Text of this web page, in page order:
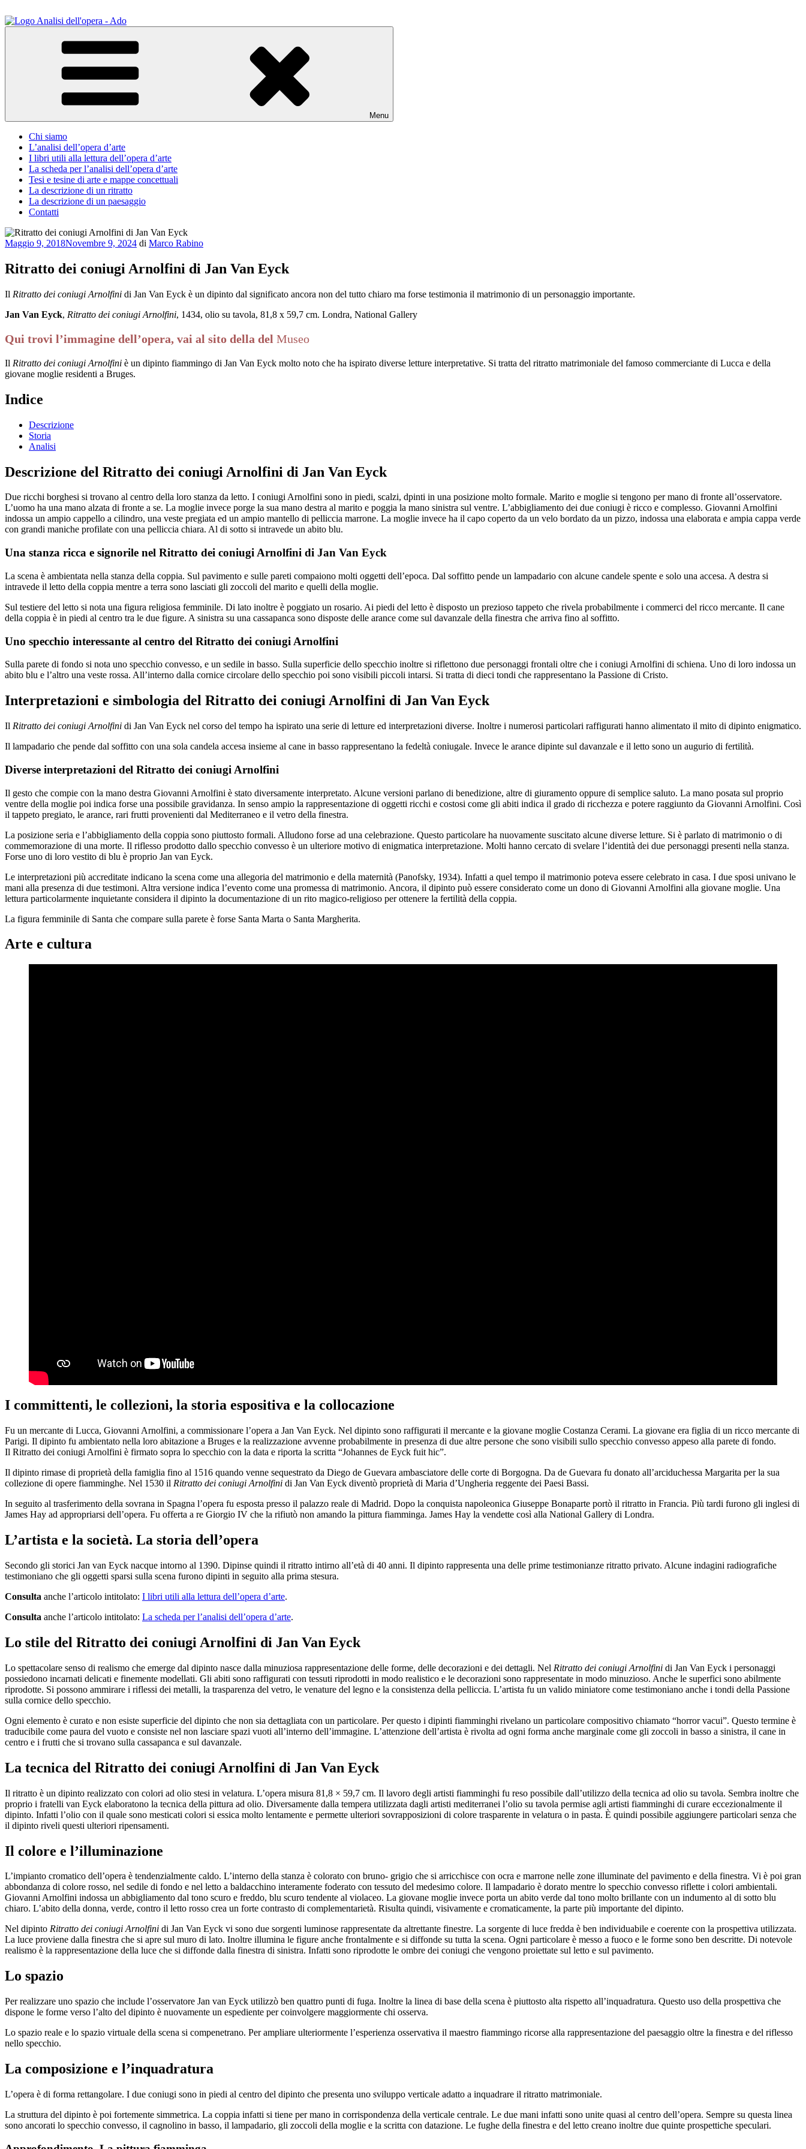
al
contenuto
ADO Analisi dell'opera
Osservare le opere d'arte per capirle e imparare ad amarle
Menu
Chi siamo
L’analisi dell’opera d’arte
I libri utili alla lettura dell’opera d’arte
La scheda per l’analisi dell’opera d’arte
Tesi e tesine di arte e mappe concettuali
La descrizione di un ritratto
La descrizione di un paesaggio
Contatti
Pubblicato
Maggio 9, 2018Novembre 9, 2024 di Marco Rabino
Ritratto dei coniugi Arnolfini di Jan Van Eyck
Il Ritratto dei coniugi Arnolfini di Jan Van Eyck è un dipinto dal significato ancora non del tutto chiaro ma forse testimonia il matrimonio di un personaggio importante.
Jan Van Eyck, Ritratto dei coniugi Arnolfini, 1434, olio su tavola, 81,8 x 59,7 cm. Londra, National Gallery
Qui trovi l’immagine dell’opera, vai al sito della del Museo
Il Ritratto dei coniugi Arnolfini è un dipinto fiammingo di Jan Van Eyck molto noto che ha ispirato diverse letture interpretative. Si tratta del ritratto matrimoniale del famoso commerciante di Lucca e della
giovane moglie residenti a Bruges.
Indice
Descrizione
Storia
Analisi
Descrizione del Ritratto dei coniugi Arnolfini di Jan Van Eyck
Due ricchi borghesi si trovano al centro della loro stanza da letto. I coniugi Arnolfini sono in piedi, scalzi, dpinti in una posizione molto formale. Marito e moglie si tengono per mano di fronte all’osservatore.
L’uomo ha una mano alzata di fronte a se. La moglie invece porge la sua mano destra al marito e poggia la mano sinistra sul ventre. L’abbigliamento dei due coniugi è ricco e complesso. Giovanni Arnolfini
indossa un ampio cappello a cilindro, una veste pregiata ed un ampio mantello di pelliccia marrone. La moglie invece ha il capo coperto da un velo bordato da un pizzo, indossa una elaborata e ampia cappa verde
con grandi maniche profilate con una pelliccia chiara. Al di sotto si intravede un abito blu.
Una stanza ricca e signorile nel Ritratto dei coniugi Arnolfini di Jan Van Eyck
La scena è ambientata nella stanza della coppia. Sul pavimento e sulle pareti compaiono molti oggetti dell’epoca. Dal soffitto pende un lampadario con alcune candele spente e solo una accesa. A destra si
intravede il letto della coppia mentre a terra sono lasciati gli zoccoli del marito e quelli della moglie.
Sul testiere del letto si nota una figura religiosa femminile. Di lato inoltre è poggiato un rosario. Ai piedi del letto è disposto un prezioso tappeto che rivela probabilmente i commerci del ricco mercante. Il cane
della coppia è in piedi al centro tra le due figure. A sinistra su una cassapanca sono disposte delle arance come sul davanzale della finestra che arriva fino al soffitto.
Uno specchio interessante al centro del Ritratto dei coniugi Arnolfini
Sulla parete di fondo si nota uno specchio convesso, e un sedile in basso. Sulla superficie dello specchio inoltre si riflettono due personaggi frontali oltre che i coniugi Arnolfini di schiena. Uno di loro indossa un
abito blu e l’altro una veste rossa. All’interno dalla cornice circolare dello specchio poi sono visibili piccoli intarsi. Si tratta di dieci tondi che rappresentano la Passione di Cristo.
Interpretazioni e simbologia del Ritratto dei coniugi Arnolfini di Jan Van Eyck
Il Ritratto dei coniugi Arnolfini di Jan Van Eyck nel corso del tempo ha ispirato una serie di letture ed interpretazioni diverse. Inoltre i numerosi particolari raffigurati hanno alimentato il mito di dipinto enigmatico.
Il lampadario che pende dal soffitto con una sola candela accesa insieme al cane in basso rappresentano la fedeltà coniugale. Invece le arance dipinte sul davanzale e il letto sono un augurio di fertilità.
Diverse interpretazioni del Ritratto dei coniugi Arnolfini
Il gesto che compie con la mano destra Giovanni Arnolfini è stato diversamente interpretato. Alcune versioni parlano di benedizione, altre di giuramento oppure di semplice saluto. La mano posata sul proprio
ventre della moglie poi indica forse una possibile gravidanza. In senso ampio la rappresentazione di oggetti ricchi e costosi come gli abiti indica il grado di ricchezza e potere raggiunto da Giovanni Arnolfini. Così
il tappeto pregiato, le arance, rari frutti provenienti dal Mediterraneo e il vetro della finestra.
La posizione seria e l’abbigliamento della coppia sono piuttosto formali. Alludono forse ad una celebrazione. Questo particolare ha nuovamente suscitato alcune diverse letture. Si è parlato di matrimonio o di
commemorazione di una morte. Il riflesso prodotto dallo specchio convesso è un ulteriore motivo di enigmatica interpretazione. Molti hanno cercato di svelare l’identità dei due personaggi presenti nella stanza.
Forse uno di loro vestito di blu è proprio Jan van Eyck.
Le interpretazioni più accreditate indicano la scena come una allegoria del matrimonio e della maternità (Panofsky, 1934). Infatti a quel tempo il matrimonio poteva essere celebrato in casa. I due sposi univano le
mani alla presenza di due testimoni. Altra versione indica l’evento come una promessa di matrimonio. Ancora, il dipinto può essere considerato come un dono di Giovanni Arnolfini alla giovane moglie. Una
lettura particolarmente inquietante considera il dipinto la documentazione di un rito magico-religioso per ottenere la fertilità della coppia.
La figura femminile di Santa che compare sulla parete è forse Santa Marta o Santa Margherita.
Arte e cultura
I committenti, le collezioni, la storia espositiva e la collocazione
Fu un mercante di Lucca, Giovanni Arnolfini, a commissionare l’opera a Jan Van Eyck. Nel dipinto sono raffigurati il mercante e la giovane moglie Costanza Cerami. La giovane era figlia di un ricco mercante di
Parigi. Il dipinto fu ambientato nella loro abitazione a Bruges e la realizzazione avvenne probabilmente in presenza di due altre persone che sono visibili sullo specchio convesso appeso alla parete di fondo.
Il Ritratto dei coniugi Arnolfini è firmato sopra lo specchio con la data e riporta la scritta “Johannes de Eyck fuit hic”.
Il dipinto rimase di proprietà della famiglia fino al 1516 quando venne sequestrato da Diego de Guevara ambasciatore delle corte di Borgogna. Da de Guevara fu donato all’arciduchessa Margarita per la sua
collezione di opere fiamminghe. Nel 1530 il Ritratto dei coniugi Arnolfini di Jan Van Eyck diventò proprietà di Maria d’Ungheria reggente dei Paesi Bassi.
In seguito al trasferimento della sovrana in Spagna l’opera fu esposta presso il palazzo reale di Madrid. Dopo la conquista napoleonica Giuseppe Bonaparte portò il ritratto in Francia. Più tardi furono gli inglesi di
James Hay ad appropriarsi dell’opera. Fu offerta a re Giorgio IV che la rifiutò non amando la pittura fiamminga. James Hay la vendette così alla National Gallery di Londra.
L’artista e la società. La storia dell’opera
Secondo gli storici Jan van Eyck nacque intorno al 1390. Dipinse quindi il ritratto intirno all’età di 40 anni. Il dipinto rappresenta una delle prime testimonianze ritratto privato. Alcune indagini radiografiche
testimoniano che gli oggetti sparsi sulla scena furono dipinti in seguito alla prima stesura.
Consulta anche l’articolo intitolato: I libri utili alla lettura dell’opera d’arte.
Consulta anche l’articolo intitolato: La scheda per l’analisi dell’opera d’arte.
Lo stile del Ritratto dei coniugi Arnolfini di Jan Van Eyck
Lo spettacolare senso di realismo che emerge dal dipinto nasce dalla minuziosa rappresentazione delle forme, delle decorazioni e dei dettagli. Nel Ritratto dei coniugi Arnolfini di Jan Van Eyck i personaggi
possiedono incarnati delicati e finemente modellati. Gli abiti sono raffigurati con tessuti riprodotti in modo realistico e le decorazioni sono rappresentate in modo minuzioso. Anche le superfici sono abilmente
riprodotte. Si possono ammirare i riflessi dei metalli, la trasparenza del vetro, le venature del legno e la consistenza della pelliccia. L’artista fu un valido miniatore come testimoniano anche i tondi della Passione
sulla cornice dello specchio.
Ogni elemento è curato e non esiste superficie del dipinto che non sia dettagliata con un particolare. Per questo i dipinti fiamminghi rivelano un particolare compositivo chiamato “horror vacui”. Questo termine è
traducibile come paura del vuoto e consiste nel non lasciare spazi vuoti all’interno dell’immagine. L’attenzione dell’artista è rivolta ad ogni forma anche marginale come gli zoccoli in basso a sinistra, il cane in
centro e i frutti che si trovano sulla cassapanca e sul davanzale.
La tecnica del Ritratto dei coniugi Arnolfini di Jan Van Eyck
Il ritratto è un dipinto realizzato con colori ad olio stesi in velatura. L’opera misura 81,8 × 59,7 cm. Il lavoro degli artisti fiamminghi fu reso possibile dall’utilizzo della tecnica ad olio su tavola. Sembra inoltre che
proprio i fratelli van Eyck elaboratono la tecnica della pittura ad olio. Diversamente dalla tempera utilizzata dagli artisti mediterranei l’olio su tavola permise agli artisti fiamminghi di curare eccezionalmente il
dipinto. Infatti l’olio con il quale sono mesticati colori si essica molto lentamente e permette ulteriori sovrapposizioni di colore trasparente in velatura o in pasta. È quindi possibile aggiungere particolari senza che
il dipinto riveli questi ulteriori ripensamenti.
Il colore e l’illuminazione
L’impianto cromatico dell’opera è tendenzialmente caldo. L’interno della stanza è colorato con bruno- grigio che si arricchisce con ocra e marrone nelle zone illuminate del pavimento e della finestra. Vi è poi gran
abbondanza di colore rosso, nel sedile di fondo e nel letto a baldacchino interamente foderato con tessuto del medesimo colore. Il lampadario è dorato mentre lo specchio convesso riflette i colori ambientali.
Giovanni Arnolfini indossa un abbigliamento dal tono scuro e freddo, blu scuro tendente al violaceo. La giovane moglie invece porta un abito verde dal tono molto brillante con un indumento al di sotto blu
chiaro. L’abito della donna, verde, contro il letto rosso crea un forte contrasto di complementarietà. Risulta quindi, visivamente e cromaticamente, la parte più importante del dipinto.
Nel dipinto Ritratto dei coniugi Arnolfini di Jan Van Eyck vi sono due sorgenti luminose rappresentate da altrettante finestre. La sorgente di luce fredda è ben individuabile e coerente con la prospettiva utilizzata.
La luce proviene dalla finestra che si apre sul muro di lato. Inoltre illumina le figure anche frontalmente e si diffonde su tutta la scena. Ogni particolare è messo a fuoco e le forme sono ben descritte. Di notevole
realismo è la rappresentazione della luce che si diffonde dalla finestra di sinistra. Infatti sono riprodotte le ombre dei coniugi che vengono proiettate sul letto e sul pavimento.
Lo spazio
Per realizzare uno spazio che include l’osservatore Jan van Eyck utilizzò ben quattro punti di fuga. Inoltre la linea di base della scena è piuttosto alta rispetto all’inquadratura. Questo uso della prospettiva che
dispone le forme verso l’alto del dipinto è nuovamente un espediente per coinvolgere maggiormente chi osserva.
Lo spazio reale e lo spazio virtuale della scena si compenetrano. Per ampliare ulteriormente l’esperienza osservativa il maestro fiammingo ricorse alla rappresentazione del paesaggio oltre la finestra e del riflesso
nello specchio.
La composizione e l’inquadratura
L’opera è di forma rettangolare. I due coniugi sono in piedi al centro del dipinto che presenta uno sviluppo verticale adatto a inquadrare il ritratto matrimoniale.
La struttura del dipinto è poi fortemente simmetrica. La coppia infatti si tiene per mano in corrispondenza della verticale centrale. Le due mani infatti sono unite quasi al centro dell’opera. Sempre su questa linea
sono ancorati lo specchio convesso, il cagnolino in basso, il lampadario, gli zoccoli della moglie e la scritta con datazione. Le fughe della finestra e del letto creano inoltre due quinte prospettiche speculari.